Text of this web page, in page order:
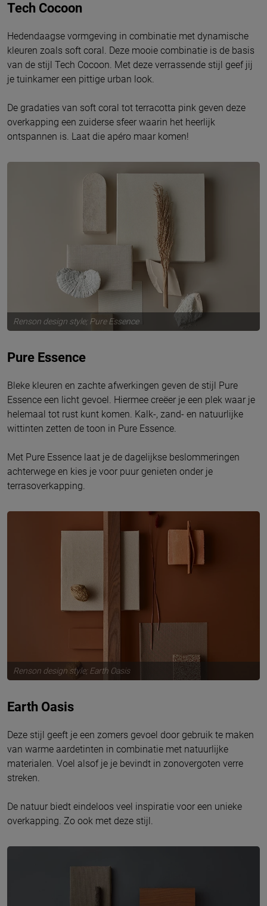
Tech Cocoon
Hedendaagse vormgeving in combinatie met dynamische
kleuren zoals soft coral. Deze mooie combinatie is de basis
van de stijl Tech Cocoon. Met deze verrassende stijl geef jij
je tuinkamer een pittige urban look.
De gradaties van soft coral tot terracotta pink geven deze
overkapping een zuiderse sfeer waarin het heerlijk
ontspannen is. Laat die apéro maar komen!
Renson design style; Pure Essence
Pure Essence
Bleke kleuren en zachte afwerkingen geven de stijl Pure
Essence een licht gevoel. Hiermee creëer je een plek waar je
helemaal tot rust kunt komen. Kalk-, zand- en natuurlijke
wittinten zetten de toon in Pure Essence.
Met Pure Essence laat je de dagelijkse beslommeringen
achterwege en kies je voor puur genieten onder je
terrasoverkapping.
Renson design style; Earth Oasis
Earth Oasis
Deze stijl geeft je een zomers gevoel door gebruik te maken
van warme aardetinten in combinatie met natuurlijke
materialen. Voel alsof je je bevindt in zonovergoten verre
streken.
De natuur biedt eindeloos veel inspiratie voor een unieke
overkapping. Zo ook met deze stijl.